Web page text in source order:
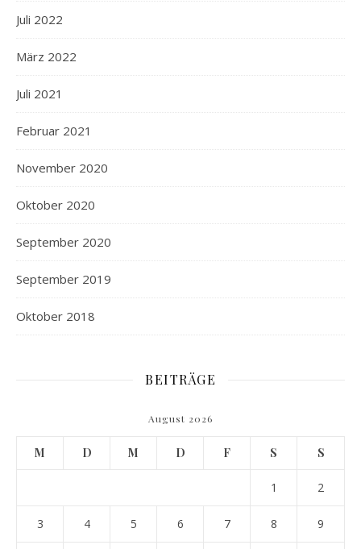
Juli 2022
März 2022
Juli 2021
Februar 2021
November 2020
Oktober 2020
September 2020
September 2019
Oktober 2018
BEITRÄGE
August 2026
M D M D F S S
1 2
3 4 5 6 7 8 9